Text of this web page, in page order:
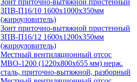
Зонт приточно-вытяжной пристенный
ЗПВ-П16/10 1600х1000х350мм
(жироуловитель)
Зонт приточно-вытяжной пристенный
ЗПВ-П16/12 1600х1200х350мм
(жироуловитель)
Местный вентиляционный отсос
МВО-1200 (1220х800х655 мм) нерж.
сталь, приточно-вытяжной, разборный